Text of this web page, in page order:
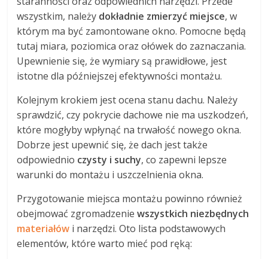
wszystkim, należy dokładnie zmierzyć miejsce, w
którym ma być zamontowane okno. Pomocne będą
tutaj miara, poziomica oraz ołówek do zaznaczania.
Upewnienie się, że wymiary są prawidłowe, jest
istotne dla późniejszej efektywności montażu.
Kolejnym krokiem jest ocena stanu dachu. Należy
sprawdzić, czy pokrycie dachowe nie ma uszkodzeń,
które mogłyby wpłynąć na trwałość nowego okna.
Dobrze jest upewnić się, że dach jest także
odpowiednio czysty i suchy, co zapewni lepsze
warunki do montażu i uszczelnienia okna.
Przygotowanie miejsca montażu powinno również
obejmować zgromadzeniewszystkich niezbędnych
materiałów i narzędzi. Oto lista podstawowych
elementów, które warto mieć pod ręką: